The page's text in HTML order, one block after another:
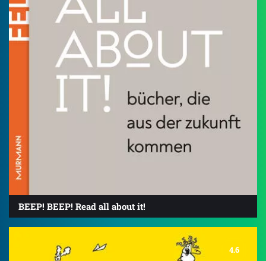
BEEP! BEEP! Read all about it!
4.6